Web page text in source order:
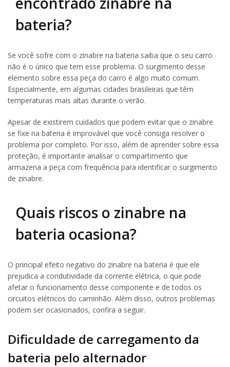
bateria?
Se você sofre com o zinabre na bateria saiba que o seu carro
não é o único que tem esse problema. O surgimento desse
elemento sobre essa peça do carro é algo muito comum.
Especialmente, em algumas cidades brasileiras que têm
temperaturas mais altas durante o verão.
Apesar de existirem cuidados que podem evitar que o zinabre
se fixe na bateria é improvável que você consiga resolver o
problema por completo. Por isso, além de aprender sobre essa
proteção, é importante analisar o compartimento que
armazena a peça com frequência para identificar o surgimento
de zinabre.
Quais riscos o zinabre na
bateria ocasiona?
O principal efeito negativo do zinabre na bateria é que ele
prejudica a condutividade da corrente elétrica, o que pode
afetar o funcionamento desse componente e de todos os
circuitos elétricos do caminhão. Além disso, outros problemas
podem ser ocasionados, confira a seguir.
Dificuldade de carregamento da
bateria pelo alternador